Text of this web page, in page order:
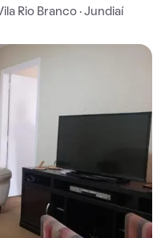
Rio Branco · Jundiaí